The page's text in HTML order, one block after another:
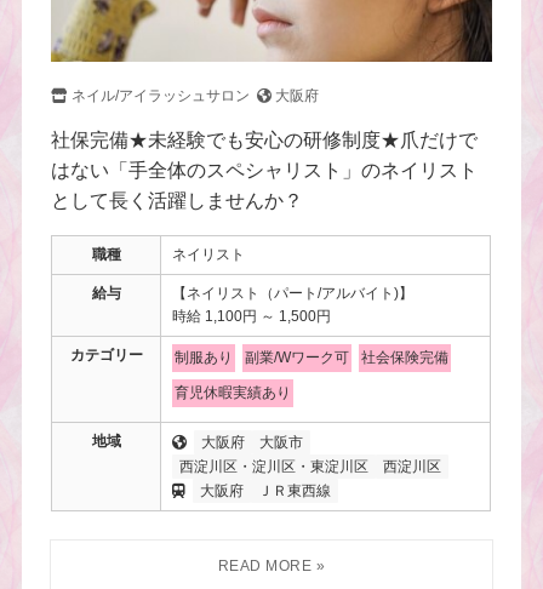
ネイル/アイラッシュサロン 大阪府
社保完備★未経験でも安心の研修制度★爪だけで
はない「手全体のスペシャリスト」のネイリスト
として長く活躍しませんか？
職種 ネイリスト
給与
【ネイリスト（パート/アルバイト)】
時給 1,100円 ～ 1,500円
カテゴリー 制服あり 副業/Wワーク可 社会保険完備
育児休暇実績あり
地域 大阪府
大阪市
西淀川区・淀川区・東淀川区
西淀川区
大阪府
ＪＲ東西線